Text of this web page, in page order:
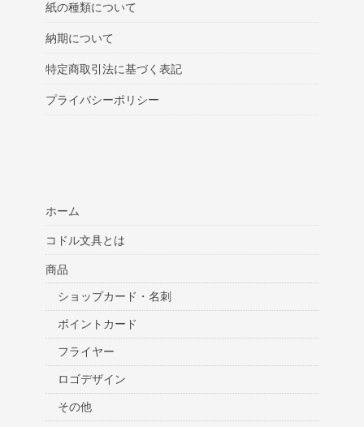
紙の種類について
納期について
特定商取引法に基づく表記
プライバシーポリシー
ホーム
コドル文具とは
商品
ショップカード・名刺
ポイントカード
フライヤー
ロゴデザイン
その他